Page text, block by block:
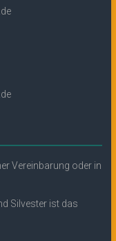
Vereinbarung oder in
Silvester ist das